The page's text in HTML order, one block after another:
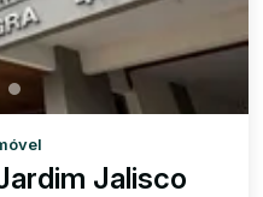
Jalisco